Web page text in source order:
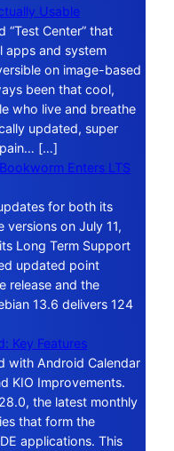
Usable
“Test Center” that
apps and system
on image-based
been that cool,
who live and breathe
updated, super
pain… […]
Enters LTS
for both its
on July 11,
Long Term Support
updated point
release and the
13.6 delivers 124
Key Features
with Android Calendar
KIO Improvements.
the latest monthly
that form the
applications. This